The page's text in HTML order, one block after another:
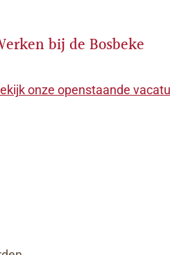
bij de Bosbeke
onze openstaande